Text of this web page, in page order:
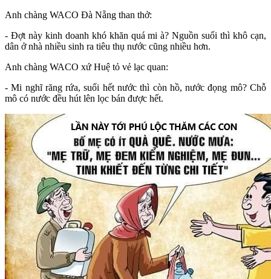
Anh chàng WACO Đà Nẵng than thở:
- Đợt này kinh doanh khó khăn quá mi à? Nguồn suối thì khô cạn,
dân ở nhà nhiều sinh ra tiêu thụ nước cũng nhiều hơn.
Anh chàng WACO xứ Huệ tỏ vẻ lạc quan:
- Mi nghĩ răng rứa, suối hết nước thì còn hồ, nước đọng mô? Chỗ
mô có nước đều hút lên lọc bán được hết.